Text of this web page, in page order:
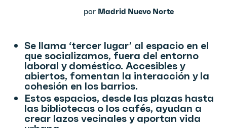
Se llama ‘tercer lugar’ al espacio en el
que socializamos, fuera del entorno
laboral y doméstico. Accesibles y
abiertos, fomentan la interacción y la
cohesión en los barrios.
Estos espacios, desde las plazas hasta
las bibliotecas o los cafés, ayudan a
crear lazos vecinales y aportan vida
por Madrid Nuevo Norte